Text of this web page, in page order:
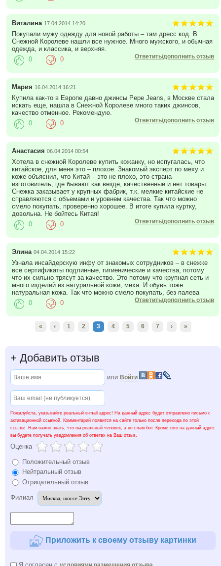
Виталина 17.04.2014 14:20
Покупали мужу одежду для новой работы – там дресс код. В
Снежной Королеве нашли все нужное. Много мужского, и обычная
одежда, и классика, и верхняя.
Ответить/дополнить отзыв
0 0
Мария 16.04.2014 16:21
Купила как-то в Европе давно джинсы Pepe Jeans, в Москве стала
искать еще, нашла в Снежной Королеве много таких джинсов,
качество отменное. Рекомендую.
Ответить/дополнить отзыв
0 0
Анастасия 06.04.2014 00:54
Хотела в снежной Королеве купить кожанку, но испугалась, что
китайское, для меня это – плохое. Знакомый эксперт по меху и
коже объяснил, что Китай – это не плохо, это страна-
изготовитель, где бывают как везде, качественные и нет товары.
Снежка заказывает у крупных фабрик, т.к. мелкие китайские не
справляются с объемами и уровнем качества. Так что можно
смело покупать, проверенно хорошее. В итоге купила куртку,
довольна. Не бойтесь Китая!
Ответить/дополнить отзыв
0 0
Элина 04.04.2014 15:22
Узнала инсайдерскую инфу от знакомых сотрудников – в снежке
все сертификаты подлинные, гигиенические и качества, потому
что их сильно трясут за качество. Это потому что крупная сеть и
много изделий из натуральной кожи, меха. И обувь тоже
натуральная кожа. Так что можно смело покупать, без палева
Ответить/дополнить отзыв
0 0
« ‹ 1 2 3 4 5 6 7 › »
+ Добавить отзыв
или Войти
Пожалуйста, указывайте реальный e-mail адрес! На данный адрес будет отправлено письмо с
активационной ссылкой. Комментарий появится на сайте только после перехода по этой
ссылке. Нам важно знать, что вы реальный человек, а не спам-бот. Кроме того на данный адрес
вы будете получать уведомления об ответах на Ваш отзыв.
Оценка
Положительный отзыв
Нейтральный отзыв
Отрицательный отзыв
Филиал
Приложить к своему отзыву картинки